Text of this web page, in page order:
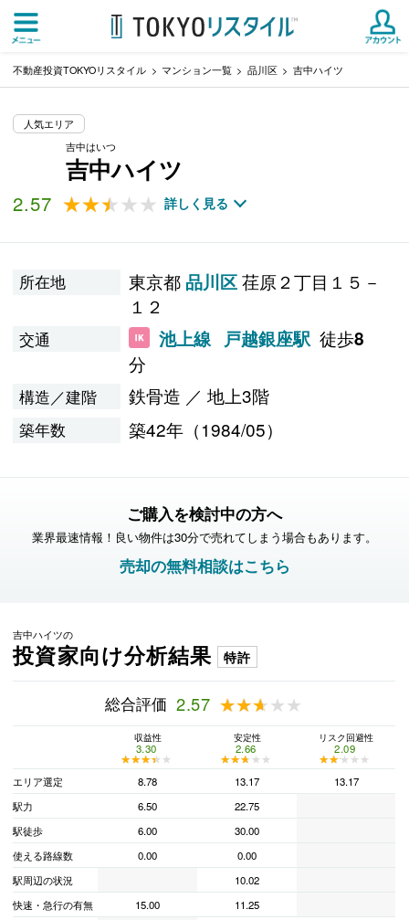
不動産投資TOKYOリスタイル マンション一覧 品川区 吉中ハイツ
人気エリア
吉中はいつ
吉中ハイツ
2.57 ★★★★★
★★★★★ 詳しく見る
所在地 東京都 品川区荏原２丁目１５－
１２
交通 池上線 戸越銀座駅 徒歩8
分
構造／建階 鉄骨造 ／ 地上3階
築年数 築42年（1984/05）
ご購入を検討中の方へ
業界最速情報！良い物件は30分で売れてしまう場合もあります。
売却の無料相談はこちら
吉中ハイツの
投資家向け分析結果 特許
総合評価 2.57 ★★★★★
★★★★★
収益性
3.30
★★★★★
★★★★★
安定性
2.66
★★★★★
★★★★★
リスク回避性
2.09
★★★★★
★★★★★
エリア選定
8.78 13.17
13.17
駅力
6.50
22.75
駅徒歩
6.00
30.00
使える路線数
0.00
0.00
駅周辺の状況
10.02
快速・急行の有無
15.00
11.25